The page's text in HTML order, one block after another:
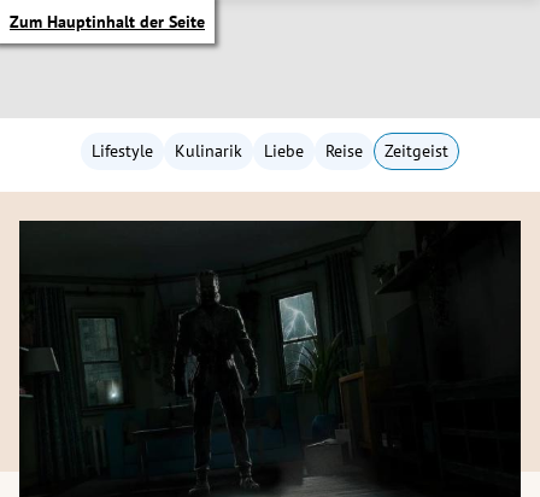
Zum Hauptinhalt der Seite
Lifestyle Kulinarik Liebe Reise Zeitgeist